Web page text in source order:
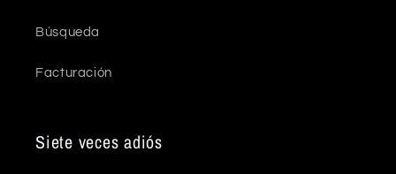
Búsqueda
Facturación
Siete veces adiós